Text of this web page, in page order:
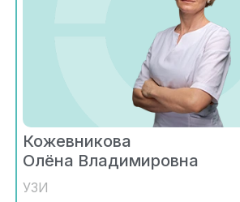
Кожевникова
Олёна Владимировна
УЗИ